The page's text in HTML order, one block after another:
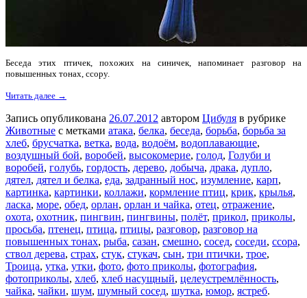
Беседа этих птичек, похожих на синичек, напоминает разговор на
повышенных тонах, ссору.
Читать далее →
Запись опубликована 26.07.2012 автором Цибуля в рубрике
Животные с метками атака, белка, беседа, борьба, борьба за
хлеб, брусчатка, ветка, вода, водоём, водоплавающие,
воздушный бой, воробей, высокомерие, голод, Голуби и
воробей, голубь, гордость, дерево, добыча, драка, дупло,
дятел, дятел и белка, еда, задранный нос, изумление, карп,
картинка, картинки, коллажи, кормление птиц, крик, крылья,
ласка, море, обед, орлан, орлан и чайка, отец, отражение,
охота, охотник, пингвин, пингвины, полёт, прикол, приколы,
просьба, птенец, птица, птицы, разговор, разговор на
повышенных тонах, рыба, сазан, смешно, сосед, соседи, ссора,
ствол дерева, страх, стук, стукач, сын, три птички, трое,
Троица, утка, утки, фото, фото приколы, фотография,
фотоприколы, хлеб, хлеб насущный, целеустремлённость,
чайка, чайки, шум, шумный сосед, шутка, юмор, ястреб.